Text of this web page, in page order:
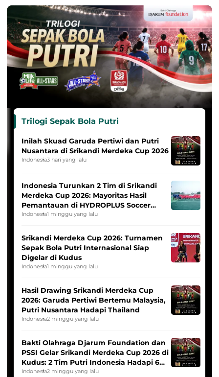
Trilogi Sepak Bola Putri
Inilah Skuad Garuda Pertiwi dan Putri
Nusantara di Srikandi Merdeka Cup 2026
Indonesia3 hari yang lalu
Indonesia Turunkan 2 Tim di Srikandi
Merdeka Cup 2026: Mayoritas Hasil
Pemantauan di HYDROPLUS Soccer
League
Indonesia1 minggu yang lalu
Srikandi Merdeka Cup 2026: Turnamen
Sepak Bola Putri Internasional Siap
Digelar di Kudus
Indonesia1 minggu yang lalu
Hasil Drawing Srikandi Merdeka Cup
2026: Garuda Pertiwi Bertemu Malaysia,
Putri Nusantara Hadapi Thailand
Indonesia2 minggu yang lalu
Bakti Olahraga Djarum Foundation dan
PSSI Gelar Srikandi Merdeka Cup 2026 di
Kudus: 2 Tim Putri Indonesia Hadapi 6
Tim Asia
Indonesia2 minggu yang lalu